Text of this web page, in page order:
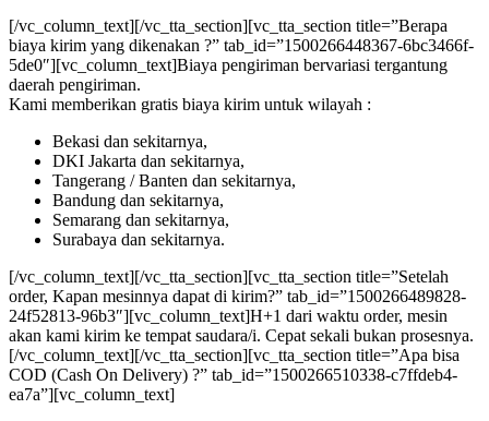
[/vc_column_text][/vc_tta_section][vc_tta_section title=”Berapa
biaya kirim yang dikenakan ?” tab_id=”1500266448367-6bc3466f-
5de0″][vc_column_text]Biaya pengiriman bervariasi tergantung
daerah pengiriman.
Kami memberikan gratis biaya kirim untuk wilayah :
Bekasi dan sekitarnya,
DKI Jakarta dan sekitarnya,
Tangerang / Banten dan sekitarnya,
Bandung dan sekitarnya,
Semarang dan sekitarnya,
Surabaya dan sekitarnya.
[/vc_column_text][/vc_tta_section][vc_tta_section title=”Setelah
order, Kapan mesinnya dapat di kirim?” tab_id=”1500266489828-
24f52813-96b3″][vc_column_text]H+1 dari waktu order, mesin
akan kami kirim ke tempat saudara/i. Cepat sekali bukan prosesnya.
[/vc_column_text][/vc_tta_section][vc_tta_section title=”Apa bisa
COD (Cash On Delivery) ?” tab_id=”1500266510338-c7ffdeb4-
ea7a”][vc_column_text]